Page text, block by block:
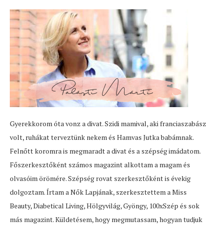
Gyerekkorom óta vonz a divat. Szidi mamival, aki franciaszabász
volt, ruhákat terveztünk nekem és Hamvas Jutka babámnak.
Felnőtt koromra is megmaradt a divat és a szépség imádatom.
Főszerkesztőként számos magazint alkottam a magam és
olvasóim örömére. Szépség rovat szerkesztőként is évekig
dolgoztam. Írtam a Nők Lapjának, szerkesztettem a Miss
Beauty, Diabetical Living, Hölgyvilág, Gyöngy, 100xSzép és sok
más magazint. Küldetésem, hogy megmutassam, hogyan tudjuk